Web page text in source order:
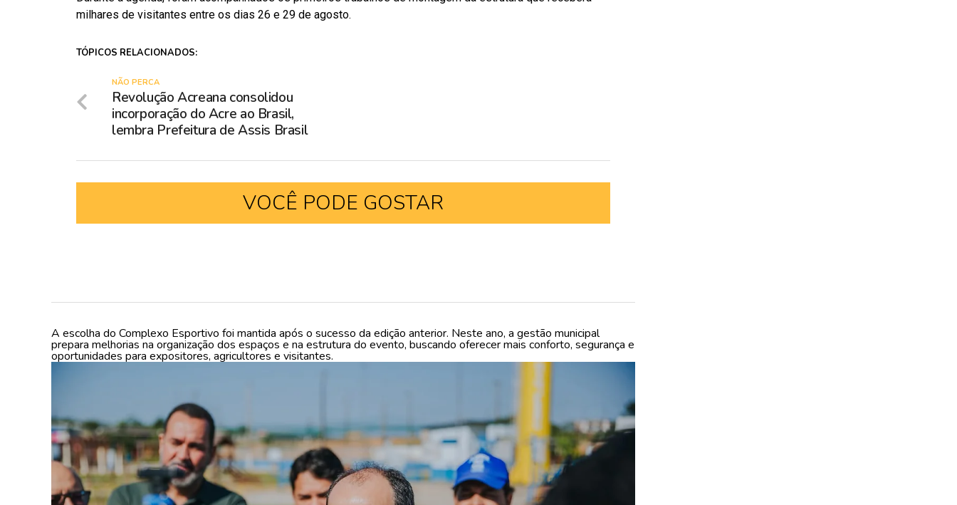
milhares de visitantes entre os dias 26 e 29 de agosto.
TÓPICOS RELACIONADOS:
NÃO PERCA
Revolução Acreana consolidou
incorporação do Acre ao Brasil,
lembra Prefeitura de Assis Brasil
VOCÊ PODE GOSTAR
A escolha do Complexo Esportivo foi mantida após o sucesso da edição anterior. Neste ano, a gestão municipal
prepara melhorias na organização dos espaços e na estrutura do evento, buscando oferecer mais conforto, segurança e
oportunidades para expositores, agricultores e visitantes.